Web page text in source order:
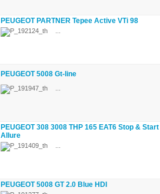
PEUGEOT PARTNER Tepee Active VTi 98
PEUGEOT 5008 Gt-line
PEUGEOT 308 3008 THP 165 EAT6 Stop & Start
Allure
PEUGEOT 5008 GT 2.0 Blue HDI